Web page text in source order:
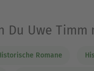
Uwe Timm
Romane